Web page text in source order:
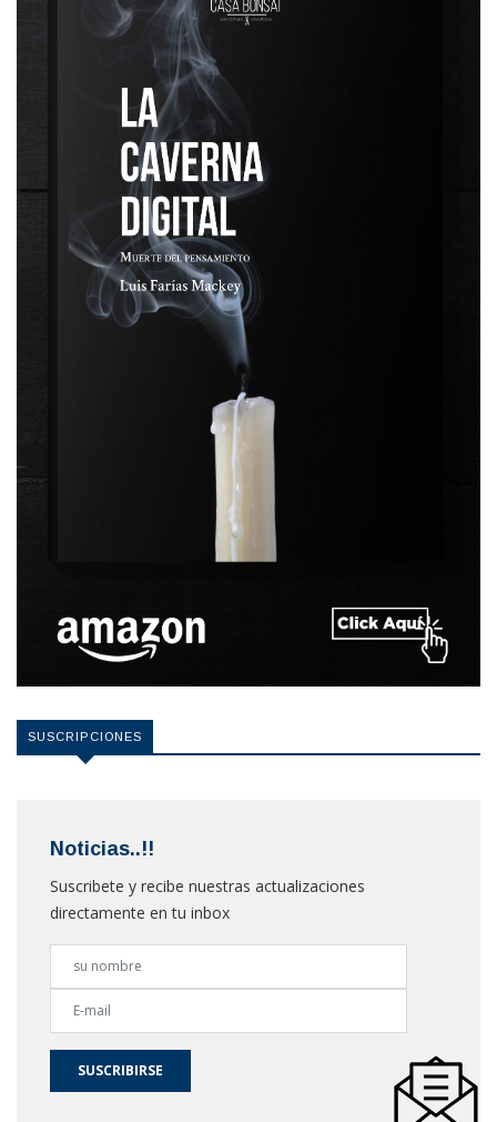
SUSCRIPCIONES
Noticias..!!
Suscribete y recibe nuestras actualizaciones
directamente en tu inbox
SUSCRIBIRSE